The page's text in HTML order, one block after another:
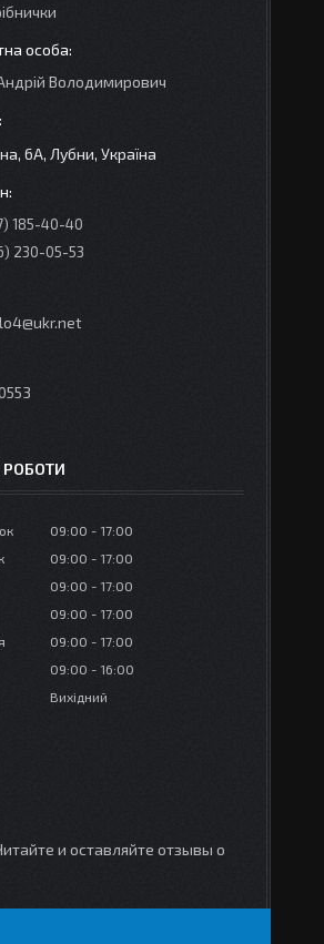
Володимирович
6А, Лубни, Україна
185-40-40
230-05-53
РОБОТИ
09:00
17:00
09:00
17:00
09:00
17:00
09:00
17:00
09:00
17:00
09:00
16:00
Вихідний
и оставляйте отзывы о